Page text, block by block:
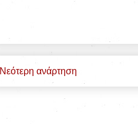
Νεότερη ανάρτηση